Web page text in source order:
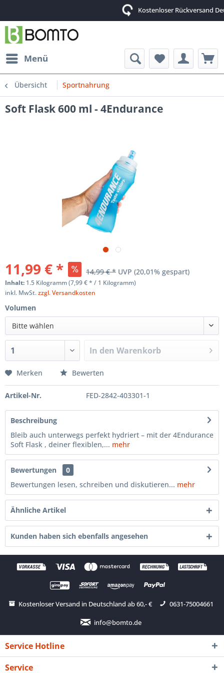
Kostenloser Rückversand
Menü
Übersicht Sportnahrung
Soft Flask 600 ml - 4Endurance
11,99 € * 14,99 € * UVP (20,01% gespart)
Inhalt: 1.5 Kilogramm (7,99 € * / 1 Kilogramm)
inkl. MwSt.zzgl. Versandkosten
Volumen
Bitte wählen
In den Warenkorb
Merken Bewerten
Artikel-Nr. FED-2842-403301-1
Beschreibung
Bleib auch unterwegs perfekt hydriert – mit der 4Endurance
Soft Flask , deiner flexiblen,... mehr
Bewertungen
0
Bewertungen lesen, schreiben und diskutieren... mehr
Ähnliche Artikel
Kunden haben sich ebenfalls angesehen
Kostenloser Versand in Deutschland ab 60,- € 0631-75004661
info@bomto.de
Service Hotline
Service